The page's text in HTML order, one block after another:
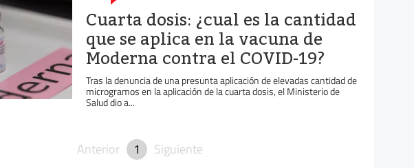
Cuarta dosis: ¿cual es la cantidad
que se aplica en la vacuna de
Moderna contra el COVID-19?
Tras la denuncia de una presunta aplicación de elevadas cantidad de
microgramos en la aplicación de la cuarta dosis, el Ministerio de
Salud dio a...
Anterior 1 Siguiente